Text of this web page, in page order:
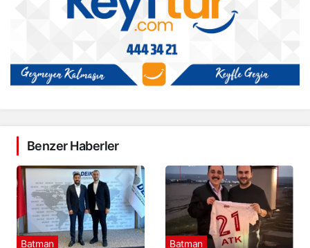
Benzer Haberler
Batman Batman